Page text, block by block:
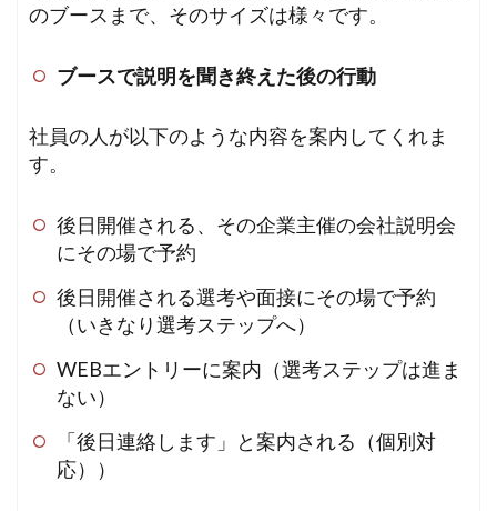
のブースまで、そのサイズは様々です。
ブースで説明を聞き終えた後の行動
社員の人が以下のような内容を案内してくれま
す。
後日開催される、その企業主催の会社説明会
にその場で予約
後日開催される選考や面接にその場で予約
（いきなり選考ステップへ）
WEBエントリーに案内（選考ステップは進ま
ない）
「後日連絡します」と案内される（個別対
応））